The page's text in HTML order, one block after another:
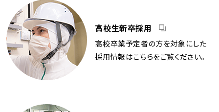
高校生新卒採用
高校卒業予定者の方を対象にした
採用情報はこちらをご覧ください。